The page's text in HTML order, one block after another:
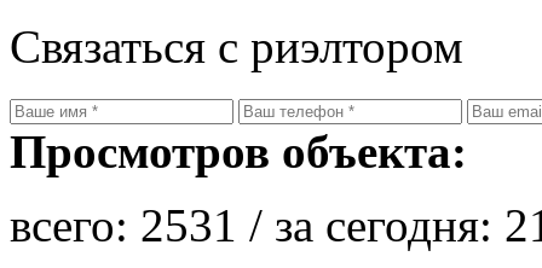
Связаться с риэлтором
Просмотров объекта:
всего: 2531 / за сегодня: